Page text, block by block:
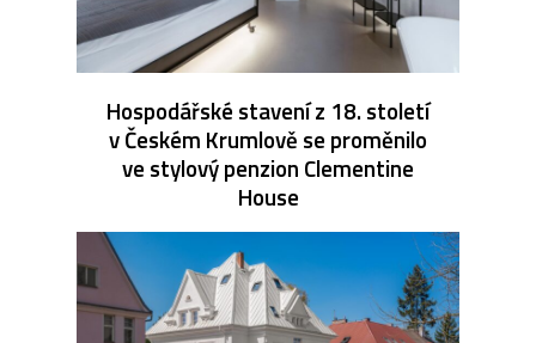
Hospodářské stavení z 18. století
v Českém Krumlově se proměnilo
ve stylový penzion Clementine
House